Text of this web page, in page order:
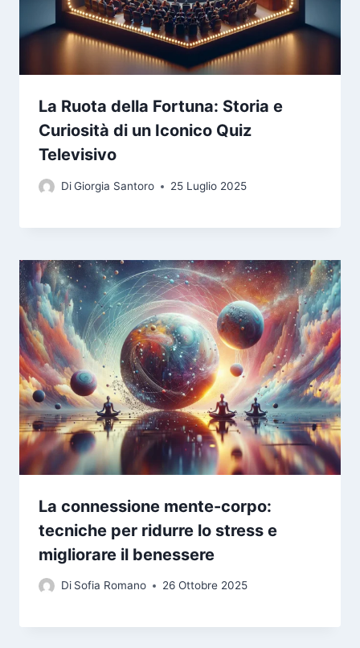
La Ruota della Fortuna: Storia e
Curiosità di un Iconico Quiz
Televisivo
DiGiorgia Santoro 25 Luglio 2025
La connessione mente-corpo:
tecniche per ridurre lo stress e
migliorare il benessere
Di Sofia Romano 26 Ottobre 2025